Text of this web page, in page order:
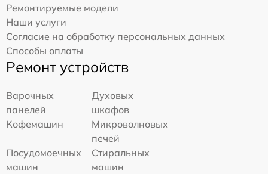
Ремонтируемые модели
Наши услуги
Согласие на обработку персональных данных
Способы оплаты
Ремонт устройств
Варочных
панелей
Духовых
шкафов
Кофемашин
Микроволновых
печей
Посудомоечных
машин
Стиральных
машин